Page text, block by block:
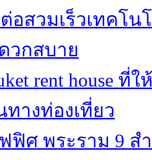
อสวมเร็วเทคโน
วกสบาย
rent house
ทางท่องเที่ยว
ฟิศ พระราม 9 ส